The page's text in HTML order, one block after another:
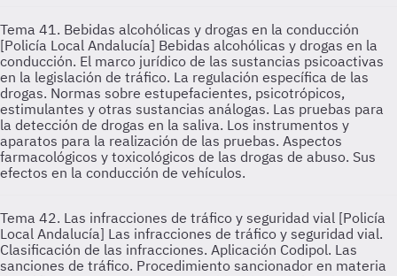
Tema 41. Bebidas alcohólicas y drogas en la conducción
[Policía Local Andalucía] Bebidas alcohólicas y drogas en la
conducción. El marco jurídico de las sustancias psicoactivas
en la legislación de tráfico. La regulación específica de las
drogas. Normas sobre estupefacientes, psicotrópicos,
estimulantes y otras sustancias análogas. Las pruebas para
la detección de drogas en la saliva. Los instrumentos y
aparatos para la realización de las pruebas. Aspectos
farmacológicos y toxicológicos de las drogas de abuso. Sus
efectos en la conducción de vehículos.
Tema 42. Las infracciones de tráfico y seguridad vial [Policía
Local Andalucía] Las infracciones de tráfico y seguridad vial.
Clasificación de las infracciones. Aplicación Codipol. Las
sanciones de tráfico. Procedimiento sancionador en materia